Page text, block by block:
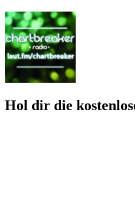
Hol dir die